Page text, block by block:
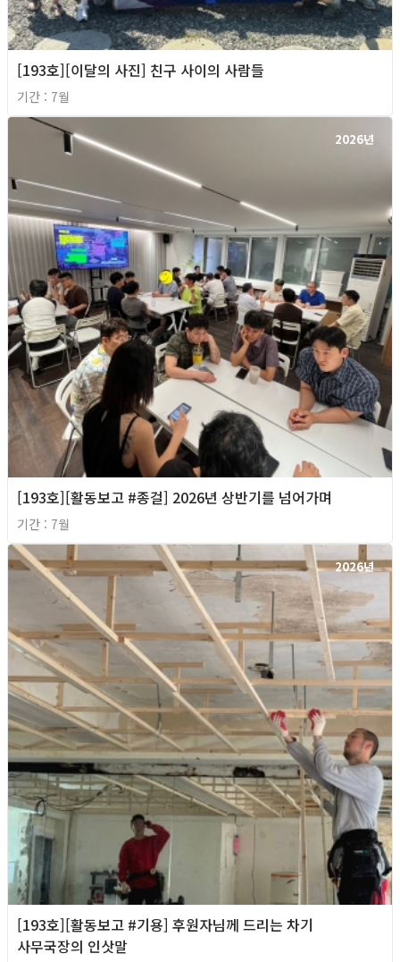
[193호][이달의 사진] 친구 사이의 사람들
기간 : 7월
2026년
[193호][활동보고 #종걸] 2026년 상반기를 넘어가며
기간 : 7월
2026년
[193호][활동보고 #기용] 후원자님께 드리는 차기
사무국장의 인삿말